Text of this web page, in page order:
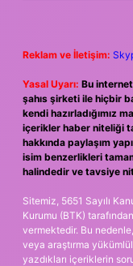
Reklam ve İletişim:
Yasal Uyarı: Bu
şahıs şirketi ile hiçbir
kendi hazırladığımız
içerikler haber niteliği
hakkında paylaşım
isim benzerlikleri
halindedir ve tavsiye
Sitemiz, 5651 Sayılı
Kurumu (BTK)
vermektedir. Bu
veya araştırma
yazdıkları içeriklerin